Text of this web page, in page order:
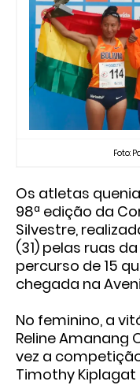
Foto:
Os atletas
98ª edição da
Silvestre,
(31) pelas ruas
percurso de 15
chegada na
No feminino, a
Reline Amanang
vez a
Timothy